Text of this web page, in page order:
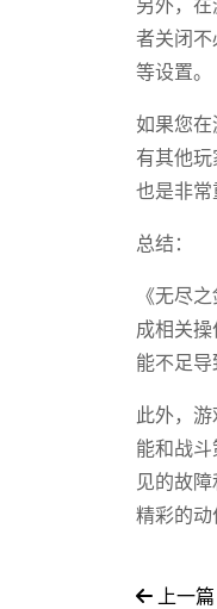
者关闭
等设置。
如果您
有其他
也是非常
总结：
《无尽
成相关
能不足导
此外，
能和战
见的故
精彩的动
上一篇